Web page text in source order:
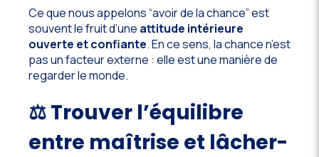
Ce que nous appelons “avoir de la chance” est
souvent le fruit d’une attitude intérieure
ouverte et confiante. En ce sens, la chance n’est
pas un facteur externe : elle est une manière de
regarder le monde.
⚖️ Trouver l’équilibre
entre maîtrise et lâcher-